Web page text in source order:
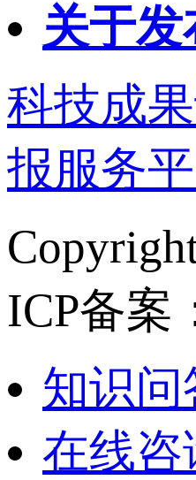
关于
科技成
报服务
ICP备案
知识问
在线咨